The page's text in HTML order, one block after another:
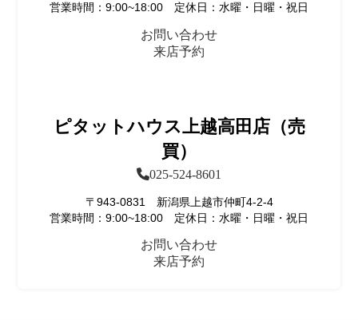
営業時間：9:00~18:00 定休日：水曜・日曜・祝日
お問い合わせ
来店予約
ピタットハウス上越高田店（売
買）
025-524-8601
〒943-0831 新潟県上越市仲町4-2-4
営業時間：9:00~18:00 定休日：水曜・日曜・祝日
お問い合わせ
来店予約